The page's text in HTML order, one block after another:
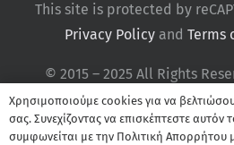
This site is protected by
Privacy Policyand Terms
© 2015 – 2025 All Rights
Developed by
Χρησιμοποιούμε cookies για να
σας. Συνεχίζοντας να επισκέπτεστε αυτόν
συμφωνείται με την Πολιτική Απορρήτου